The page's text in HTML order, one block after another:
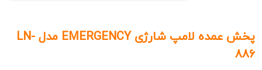
پخش عمده لامپ شارژی EMERGENCY مدل LN-